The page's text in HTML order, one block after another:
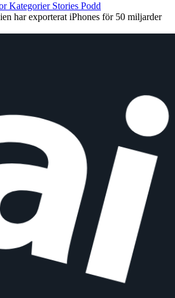
Kategorier Stories Podd
har exporterat iPhones för 50 miljarder